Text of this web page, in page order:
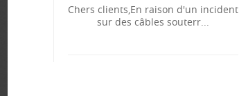
Chers clients,En raison d'un incident
sur des câbles souterr...